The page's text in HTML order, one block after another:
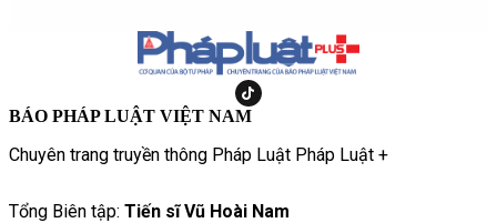
BÁO PHÁP LUẬT VIỆT NAM
Chuyên trang truyền thông Pháp Luật Pháp Luật +
Tổng Biên tập: Tiến sĩ Vũ Hoài Nam